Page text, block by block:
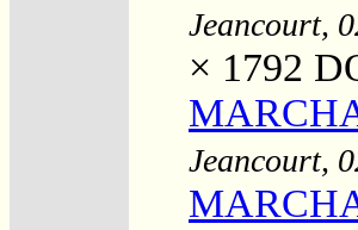
Jeancourt,
× 1792
Jeancourt,